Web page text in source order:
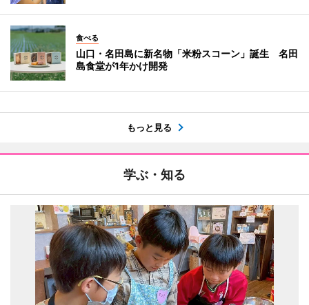
食べる
山口・名田島に新名物「米粉スコーン」誕生 名田
島食堂が1年かけ開発
もっと見る
学ぶ・知る